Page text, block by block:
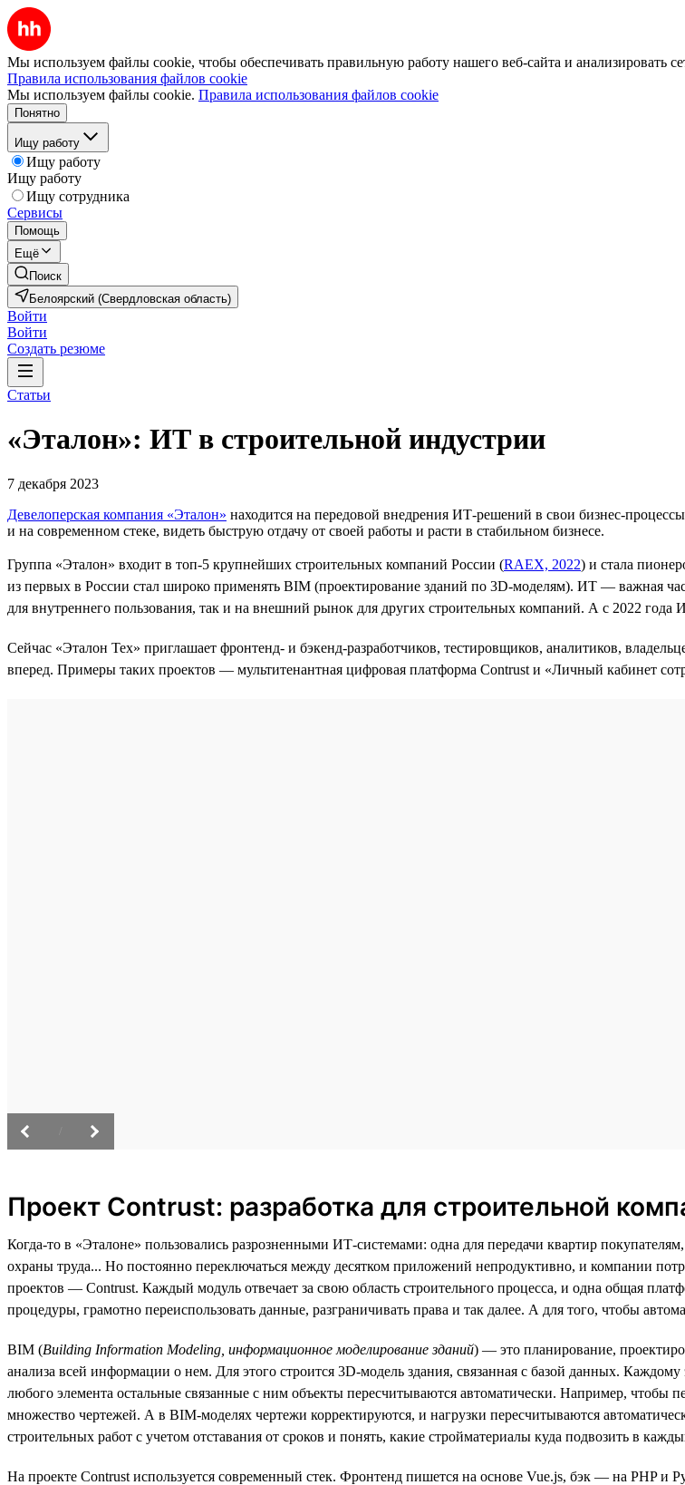
Мы используем файлы cookie, чтобы обеспечивать правильную работу нашего веб-сайта и анализировать
Правила использования файлов cookie
Мы используем файлы cookie. Правила использования файлов cookie
Понятно
Ищу работу
Ищу работу
Ищу работу
Ищу сотрудника
Сервисы
Помощь
Ещё
Поиск
Белоярский (Свердловская область)
Войти
Войти
Создать резюме
Статьи
«Эталон»: ИТ в строительной индустрии
7 декабря 2023
Девелоперская компания «Эталон» находится на передовой внедрения ИТ-решений в свои бизнес-
и на современном стеке, видеть быструю отдачу от своей работы и расти в стабильном бизнесе.
Группа «Эталон» входит в топ-5 крупнейших строительных компаний России (RAEX, 2022) и стала
из первых в России стал широко применять BIM (проектирование зданий по 3D-моделям). ИТ — важная
для внутреннего пользования, так и на внешний рынок для других строительных компаний. А с 2022
Сейчас «Эталон Тех» приглашает фронтенд- и бэкенд-разработчиков, тестировщиков, аналитиков,
вперед. Примеры таких проектов — мультитенантная цифровая платформа Contrust и «Личный кабинет
Проект Contrust: разработка для строительной
Когда-то в «Эталоне» пользовались разрозненными ИТ-системами: одна для передачи квартир
охраны труда... Но постоянно переключаться между десятком приложений непродуктивно, и компании
проектов — Contrust. Каждый модуль отвечает за свою область строительного процесса, и одна общая
процедуры, грамотно переиспользовать данные, разграничивать права и так далее. А для того, чтобы
BIM (Building Information Modeling, информационное моделирование зданий) — это планирование,
анализа всей информации о нем. Для этого строится 3D-модель здания, связанная с базой данных.
любого элемента остальные связанные с ним объекты пересчитываются автоматически. Например, чтобы
множество чертежей. А в BIM-моделях чертежи корректируются, и нагрузки пересчитываются
строительных работ с учетом отставания от сроков и понять, какие стройматериалы куда подвозить в
На проекте Contrust используется современный стек. Фронтенд пишется на основе Vue.js, бэк — на PHP и